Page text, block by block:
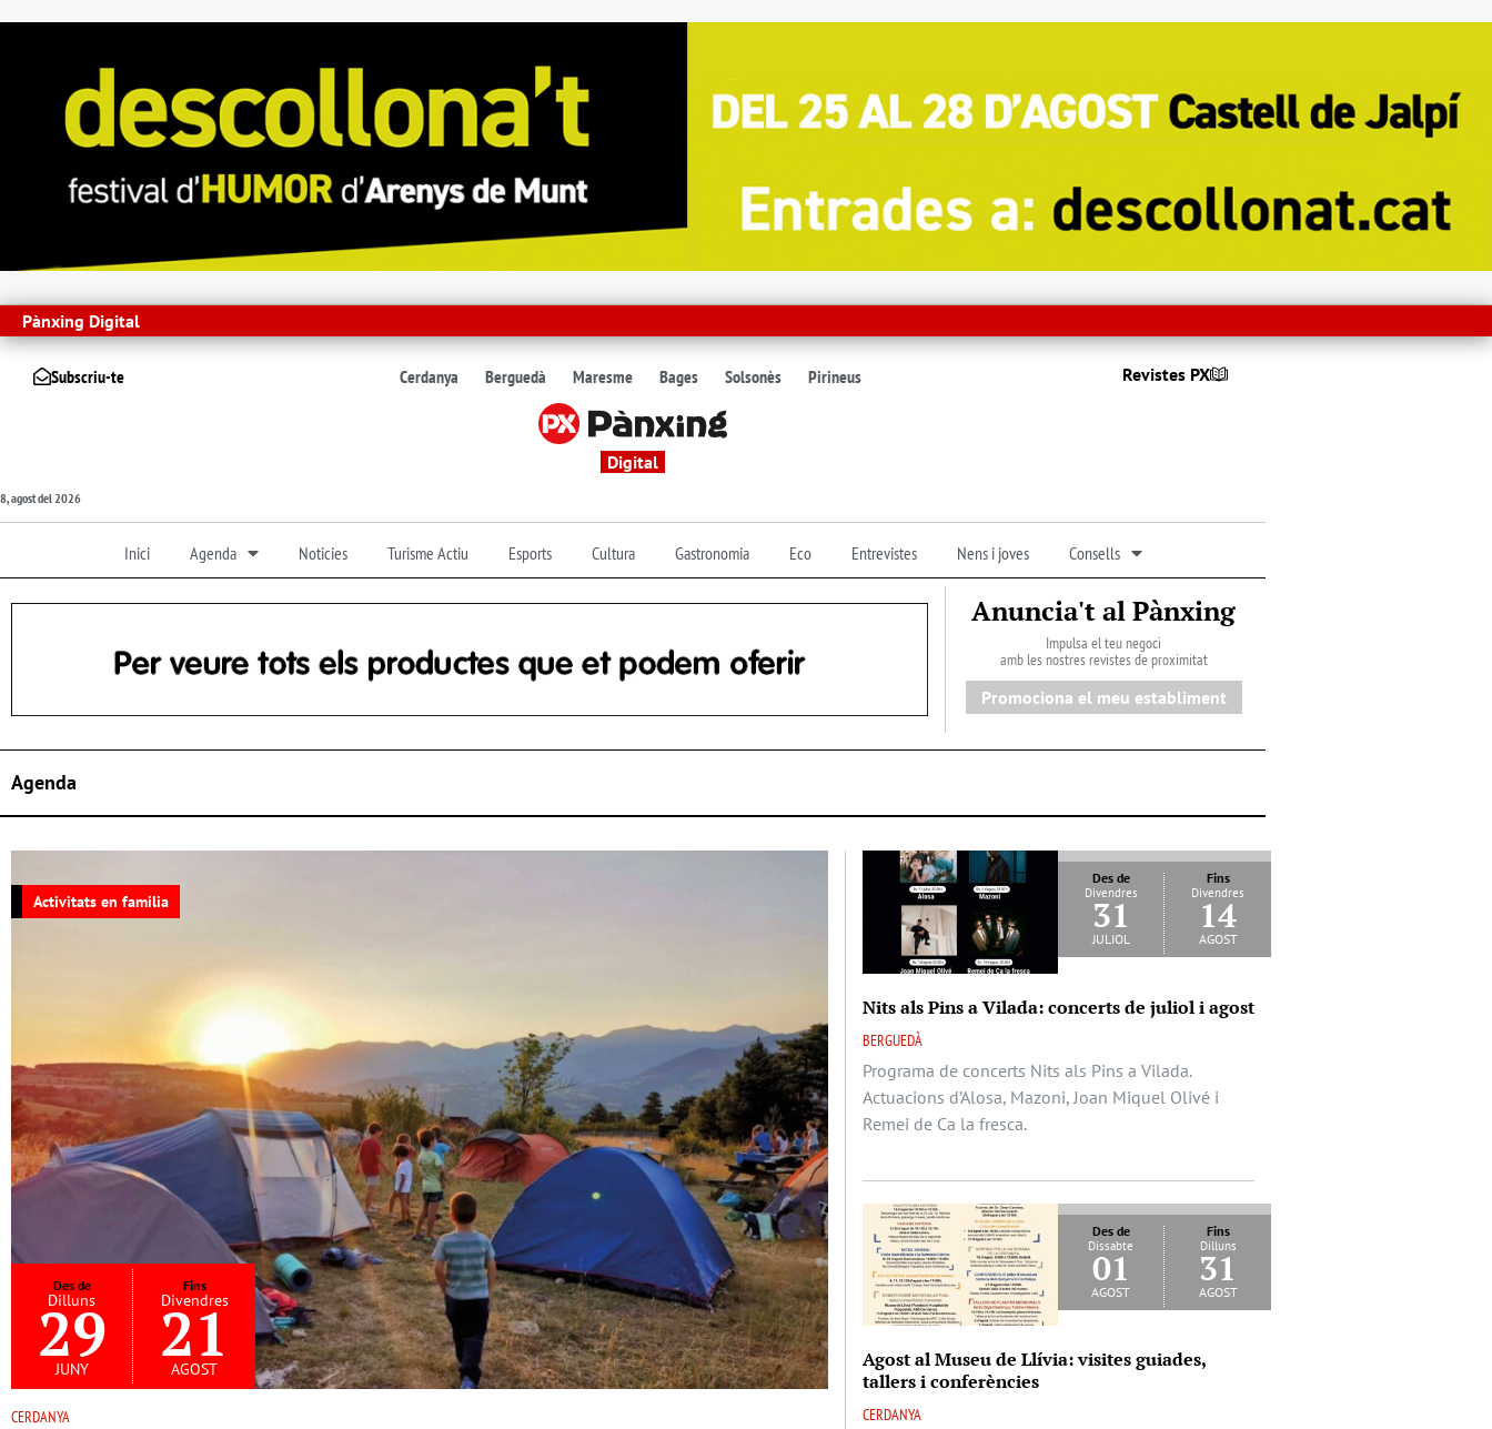
Pànxing Digital
Subscriu-te Cerdanya Berguedà Maresme Bages Solsonès Pirineus Revistes PX
Digital
8, agost del 2026
Inici Agenda Noticies Turisme Actiu Esports Cultura Gastronomia Eco Entrevistes Nens i joves Consells
Anuncia't al Pànxing
Impulsa el teu negoci
amb les nostres revistes de proximitat
Promociona el meu establiment
Agenda
Activitats en familia
Des de
Dilluns
29
juny
Fins
Divendres
21
agost
CERDANYA
Des de
Divendres
31
juliol
Fins
Divendres
14
agost
Nits als Pins a Vilada: concerts de juliol i agost
BERGUEDÀ
Programa de concerts Nits als Pins a Vilada.
Actuacions d’Alosa, Mazoni, Joan Miquel Olivé i
Remei de Ca la fresca.
Des de
Dissabte
01
agost
Fins
Dilluns
31
agost
Agost al Museu de Llívia: visites guiades,
tallers i conferències
CERDANYA